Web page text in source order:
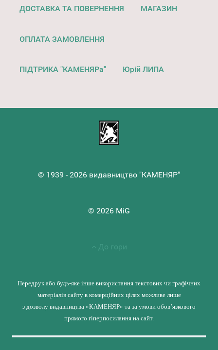
ДОСТАВКА ТА ПОВЕРНЕННЯ МАГАЗИН
ОПЛАТА ЗАМОВЛЕННЯ
ПІДТРИКА "КАМЕНЯРа" Юрій ЛИПА
© 1939 - 2026 видавництво "КАМЕНЯР"
© 2026 MiG
До гори
Передрук або будь-яке інше використання текстових чи графічних
матеріалів сайту в комерційних цілях можливе лише
з дозволу видавництва «КАМЕНЯР» та за умови обов’язкового
прямого гіперпосилання на сайт.